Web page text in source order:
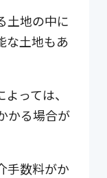
土地の中に
な土地もあ
っては、
かる場合が
手数料がか